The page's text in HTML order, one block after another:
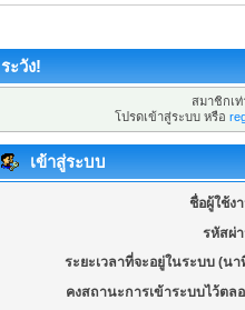
ระวัง!
สมาชิกเ
โปรดเข้าสู่ระบบ หรือ
เข้าสู่ระบบ
ชื่อผู้ใช้ง
รหัสผ่
ระยะเวลาที่จะอยู่ในระบบ (นา
คงสถานะการเข้าระบบไว้ตล